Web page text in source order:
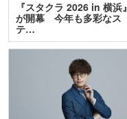
『スタクラ 2026 in 横浜』
が開幕 今年も多彩なス
テ…